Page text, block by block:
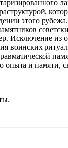
этого
Исключение из
воинских
опыта и